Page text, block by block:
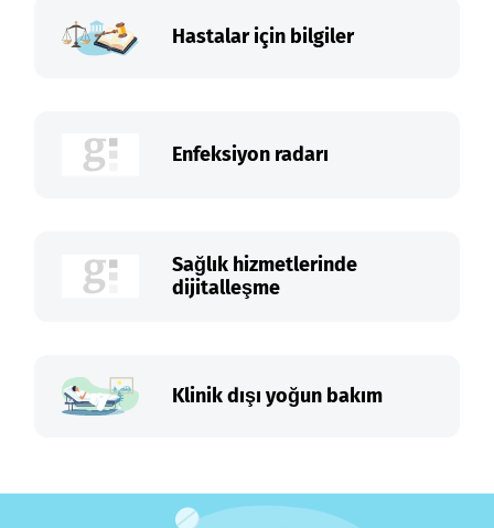
Hastalar için bilgiler
Enfeksiyon radarı
Sağlık hizmetlerinde
dijitalleşme
Klinik dışı yoğun bakım